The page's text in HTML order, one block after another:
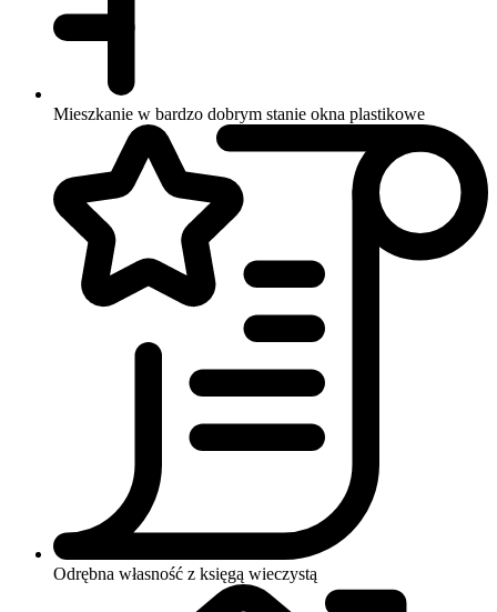
Mieszkanie w bardzo dobrym stanie okna plastikowe
Odrębna własność z księgą wieczystą